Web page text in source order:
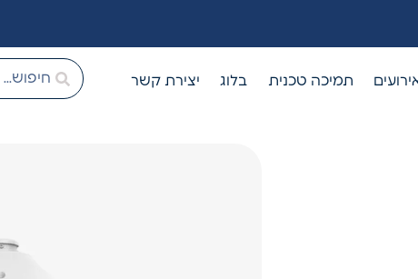
תמיכה טכנית בלוג יצירת קשר